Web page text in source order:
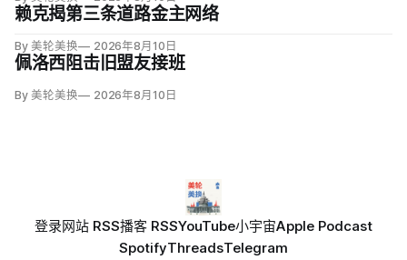
乱」激增时偿还未来联邦介入成本。
赖克揭第三条道路金主网络
By 美轮美换 2026年8月10日
佩洛西阻击旧盟友接班
By 美轮美换 2026年8月10日
登录网站 RSS播客 RSSYouTube小宇宙Apple Podcast
SpotifyThreadsTelegram